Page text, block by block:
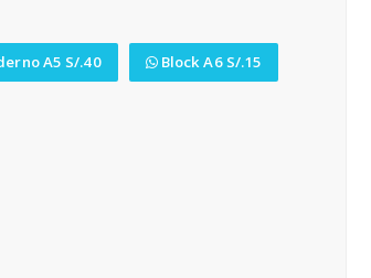
A5 S/.40 Block A6 S/.15